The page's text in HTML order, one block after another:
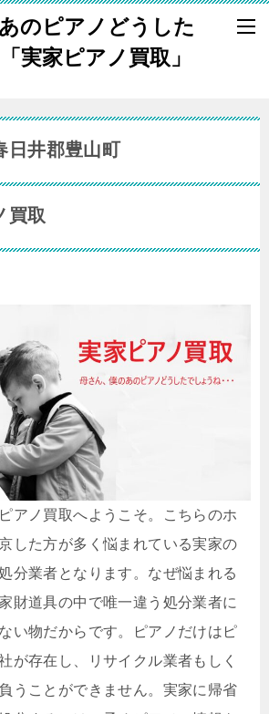
のピアノどうした
実家ピアノ買取」
日井郡豊山町
買取
アノ買取へようこそ。こちらのホ
した方が多く悩まれている実家の
分業者となります。なぜ悩まれる
財道具の中で唯一違う処分業者に
い物だからです。ピアノだけはピ
が存在し、リサイクル業者もしく
うことができません。実家に帰省